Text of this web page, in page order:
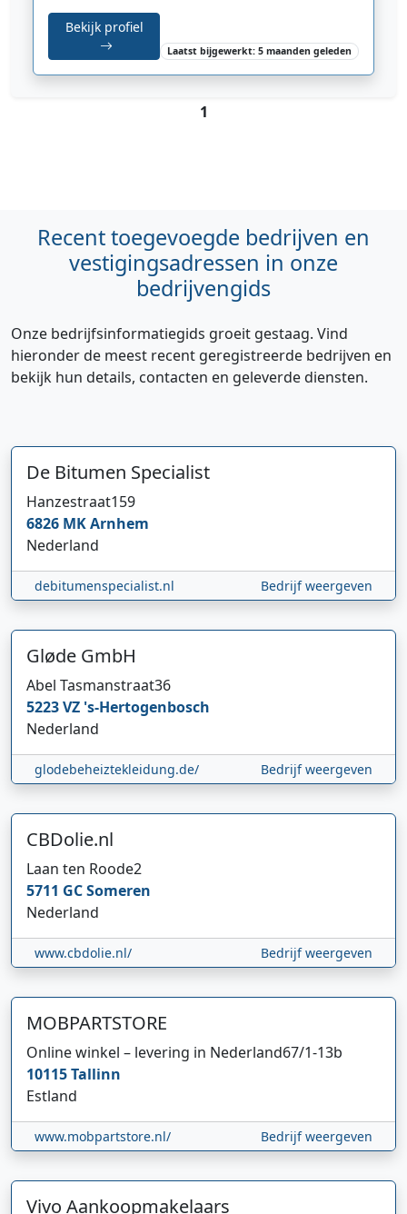
Bekijk profiel
Laatst bijgewerkt: 5 maanden geleden
1
Recent toegevoegde bedrijven en
vestigingsadressen in onze
bedrijvengids
Onze bedrijfsinformatiegids groeit gestaag. Vind
hieronder de meest recent geregistreerde bedrijven en
bekijk hun details, contacten en geleverde diensten.
De Bitumen Specialist
Hanzestraat159
6826 MKArnhem
Nederland
debitumenspecialist.nl Bedrijf weergeven
Gløde GmbH
Abel Tasmanstraat36
5223 VZ 's-Hertogenbosch
Nederland
glodebeheiztekleidung.de/ Bedrijf weergeven
CBDolie.nl
Laan ten Roode2
5711 GCSomeren
Nederland
www.cbdolie.nl/ Bedrijf weergeven
MOBPARTSTORE
Online winkel – levering in Nederland67/1-13b
10115Tallinn
Estland
www.mobpartstore.nl/ Bedrijf weergeven
Vivo Aankoopmakelaars